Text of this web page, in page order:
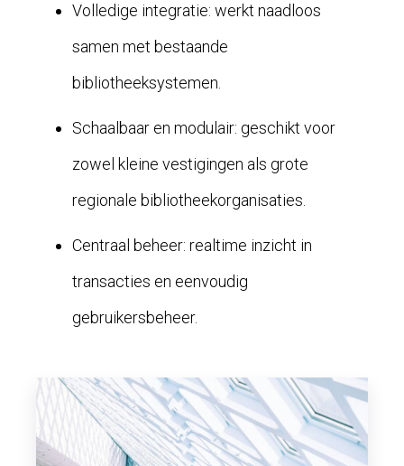
Volledige integratie: werkt naadloos
samen met bestaande
bibliotheeksystemen.
Schaalbaar en modulair: geschikt voor
zowel kleine vestigingen als grote
regionale bibliotheekorganisaties.
Centraal beheer: realtime inzicht in
transacties en eenvoudig
gebruikersbeheer.